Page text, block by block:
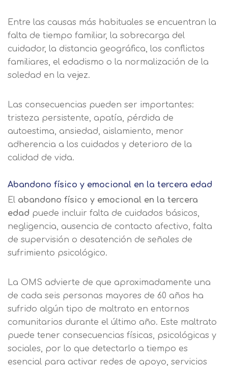
Entre las causas más habituales se encuentran la
falta de tiempo familiar, la sobrecarga del
cuidador, la distancia geográfica, los conflictos
familiares, el edadismo o la normalización de la
soledad en la vejez.
Las consecuencias pueden ser importantes:
tristeza persistente, apatía, pérdida de
autoestima, ansiedad, aislamiento, menor
adherencia a los cuidados y deterioro de la
calidad de vida.
Abandono físico y emocional en la tercera edad
El abandono físico y emocional en la tercera
edad puede incluir falta de cuidados básicos,
negligencia, ausencia de contacto afectivo, falta
de supervisión o desatención de señales de
sufrimiento psicológico.
La OMS advierte de que aproximadamente una
de cada seis personas mayores de 60 años ha
sufrido algún tipo de maltrato en entornos
comunitarios durante el último año. Este maltrato
puede tener consecuencias físicas, psicológicas y
sociales, por lo que detectarlo a tiempo es
esencial para activar redes de apoyo, servicios